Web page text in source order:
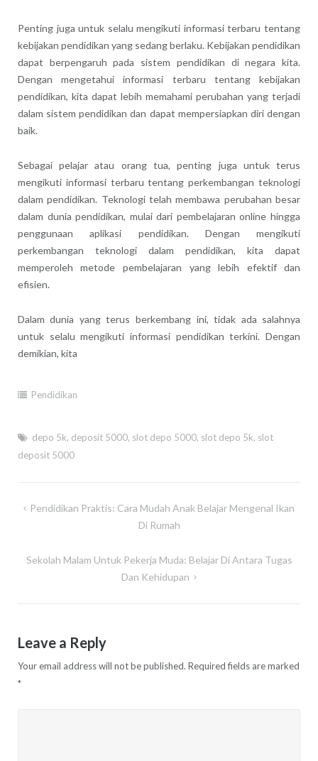
Penting juga untuk selalu mengikuti informasi terbaru tentang
kebijakan pendidikan yang sedang berlaku. Kebijakan pendidikan
dapat berpengaruh pada sistem pendidikan di negara kita.
Dengan mengetahui informasi terbaru tentang kebijakan
pendidikan, kita dapat lebih memahami perubahan yang terjadi
dalam sistem pendidikan dan dapat mempersiapkan diri dengan
baik.
Sebagai pelajar atau orang tua, penting juga untuk terus
mengikuti informasi terbaru tentang perkembangan teknologi
dalam pendidikan. Teknologi telah membawa perubahan besar
dalam dunia pendidikan, mulai dari pembelajaran online hingga
penggunaan aplikasi pendidikan. Dengan mengikuti
perkembangan teknologi dalam pendidikan, kita dapat
memperoleh metode pembelajaran yang lebih efektif dan
efisien.
Dalam dunia yang terus berkembang ini, tidak ada salahnya
untuk selalu mengikuti informasi pendidikan terkini. Dengan
demikian, kita
Pendidikan
depo 5k, deposit 5000, slot depo 5000, slot depo 5k, slot
deposit 5000
Post
Pendidikan Praktis: Cara Mudah Anak Belajar Mengenal Ikan
Di Rumah
Sekolah Malam Untuk Pekerja Muda: Belajar Di Antara Tugas
Dan Kehidupan
Leave a Reply
Your email address will not be published. Required fields are marked
*